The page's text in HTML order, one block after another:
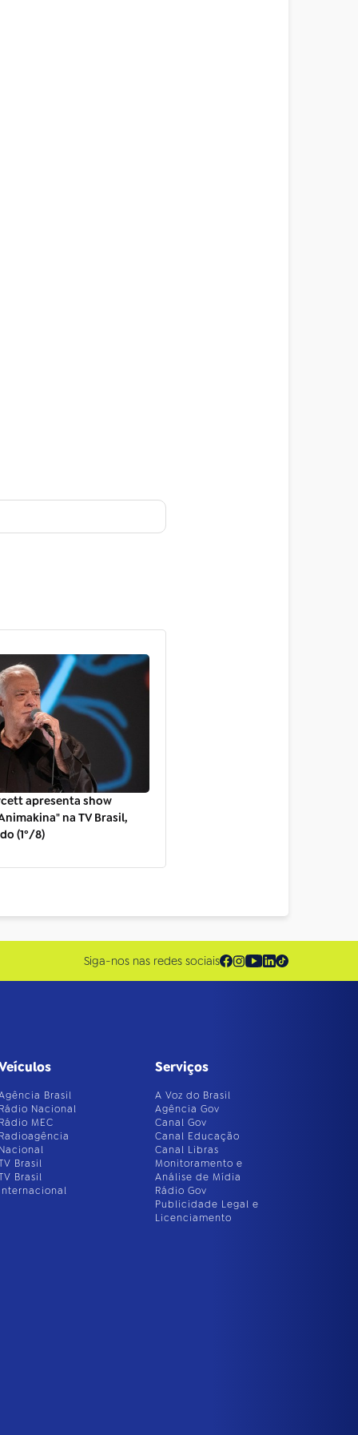
apresenta show
na TV Brasil,
(1º/8)
Siga-nos nas redes sociais
Brasil
Nacional
MEC
Brasil
Brasil
Serviços
A Voz do Brasil
Agência Gov
Canal Gov
Canal Educação
Canal Libras
Monitoramento e
Análise de Mídia
Rádio Gov
Publicidade Legal e
Licenciamento